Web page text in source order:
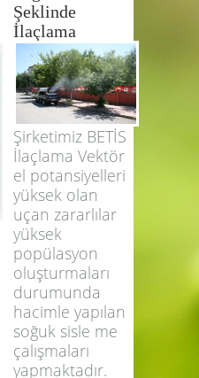
05.06.2015 Devamı
ULV Cihazı ile
Soğuk Sisleme
Şeklinde
İlaçlama
Şirketimiz BETİS
İlaçlama Vektör
el potansiyelleri
yüksek olan
uçan zararlılar
yüksek
popülasyon
oluşturmaları
durumunda